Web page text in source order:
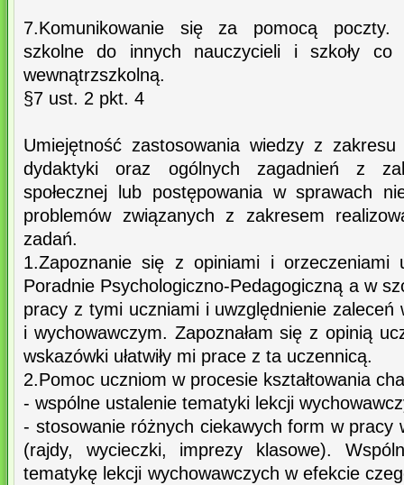
7.Komunikowanie się za pomocą poczty.
szkolne do innych nauczycieli i szkoły co
wewnątrzszkolną.
§7 ust. 2 pkt. 4
Umiejętność zastosowania wiedzy z
dydaktyki oraz ogólnych zagadnień z
społecznej lub postępowania w sprawach
problemów związanych z zakresem
zadań.
1.Zapoznanie się z opiniami i orzeczeniami
Poradnie Psychologiczno-Pedagogiczną a w
pracy z tymi uczniami i uwzględnienie zaleceń
i wychowawczym. Zapoznałam się z opinią
wskazówki ułatwiły mi prace z ta uczennicą.
2.Pomoc uczniom w procesie kształtowania
- wspólne ustalenie tematyki lekcji
- stosowanie różnych ciekawych form w pracy
(rajdy, wycieczki, imprezy klasowe).
tematykę lekcji wychowawczych w efekcie